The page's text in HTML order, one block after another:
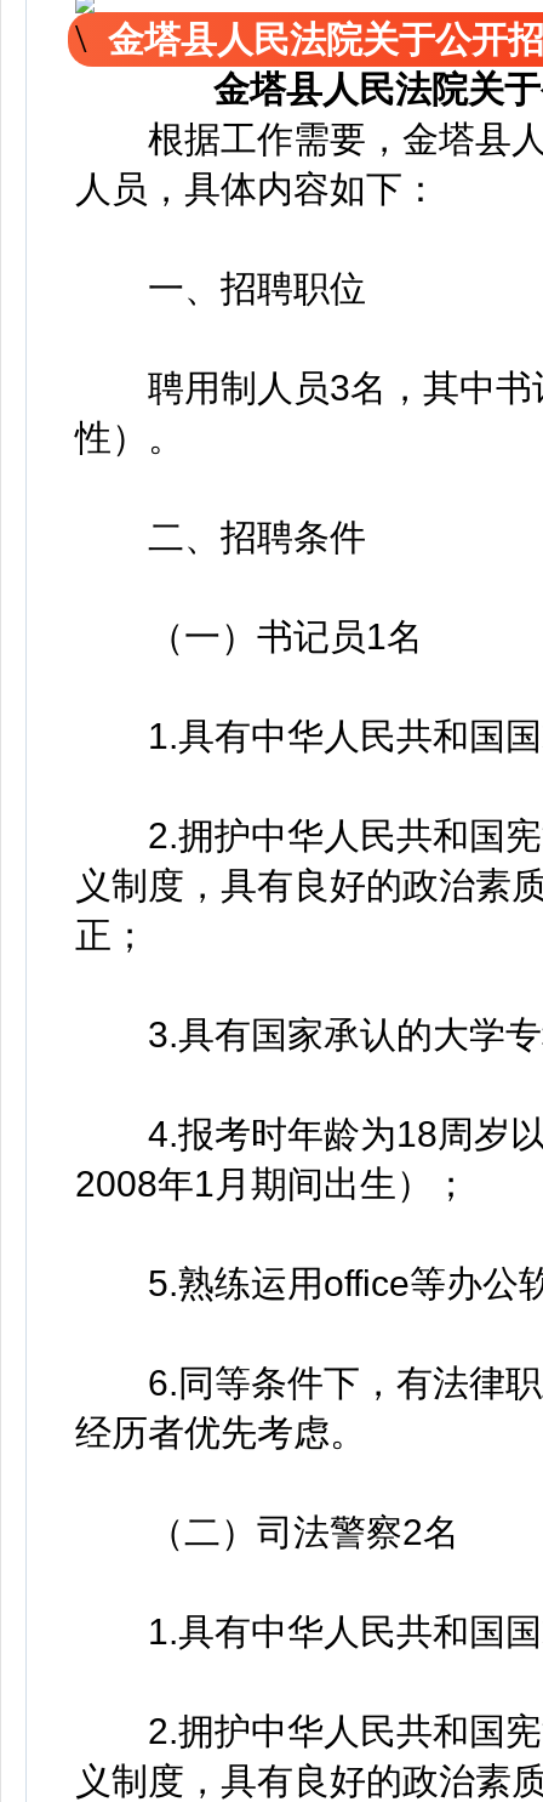
金塔县人民法院关于公开
金塔县人民法院关
根据工作需要，金塔县人
人员，具体内容如下：
一、招聘职位
聘用制人员3名，其中书
性）。
二、招聘条件
（一）书记员1名
1.具有中华人民共和国国
2.拥护中华人民共和国宪
义制度，具有良好的政治素
正；
3.具有国家承认的大学专
4.报考时年龄为18周岁以
2008年1月期间出生）；
5.熟练运用office等办公
6.同等条件下，有法律职
经历者优先考虑。
（二）司法警察2名
1.具有中华人民共和国国
2.拥护中华人民共和国宪
义制度，具有良好的政治素